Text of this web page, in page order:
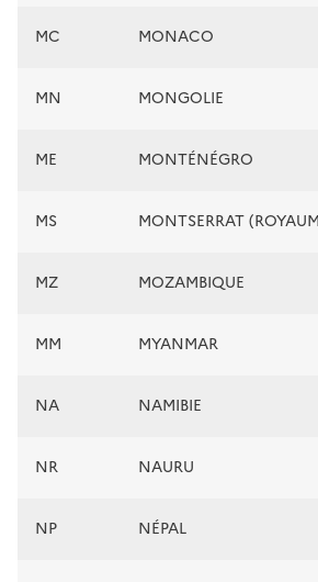
MC MONACO
MN MONGOLIE
ME MONTÉNÉGRO
MS MONTSERRAT
MZ MOZAMBIQUE
MM MYANMAR
NA NAMIBIE
NR NAURU
NP NÉPAL